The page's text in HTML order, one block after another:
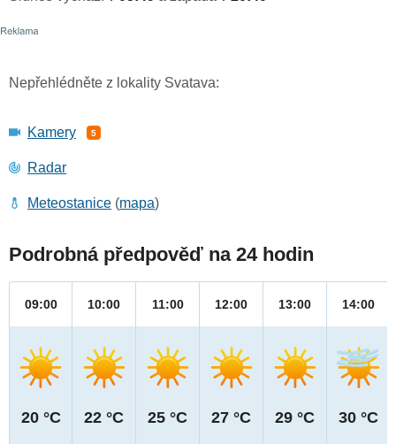
Nepřehlédněte z lokality Svatava:
Kamery 5
Radar
Meteostanice (mapa)
Podrobná předpověď na 24 hodin
09:00
20 °C
10:00
22 °C
11:00
25 °C
12:00
27 °C
13:00
29 °C
14:00
30 °C